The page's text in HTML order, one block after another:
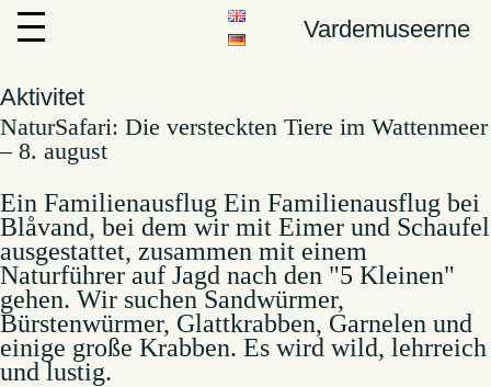
Vardemuseerne
Aktivitet
NaturSafari: Die versteckten Tiere im Wattenmeer
– 8. august
Ein Familienausflug Ein Familienausflug bei
Blåvand, bei dem wir mit Eimer und Schaufel
ausgestattet, zusammen mit einem
Naturführer auf Jagd nach den "5 Kleinen"
gehen. Wir suchen Sandwürmer,
Bürstenwürmer, Glattkrabben, Garnelen und
einige große Krabben. Es wird wild, lehrreich
und lustig.